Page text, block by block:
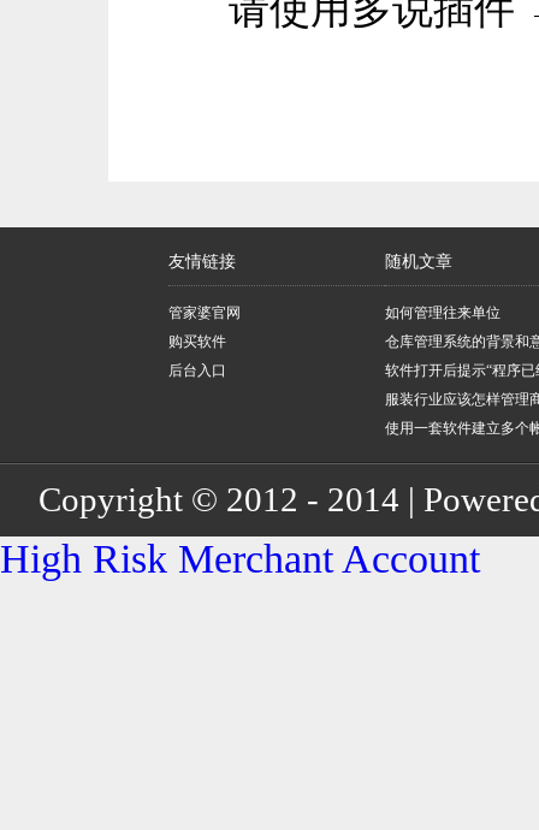
请使用多说插
友情链接
管家婆官网
购买软件
后台入口
随机文章
如何管理往来单位
仓库管理系统的背景和
软件打开后提示“程序已
服装行业应该怎样管理
使用一套软件建立多个
Copyright © 2012 - 2014 |
High Risk Merchant Account